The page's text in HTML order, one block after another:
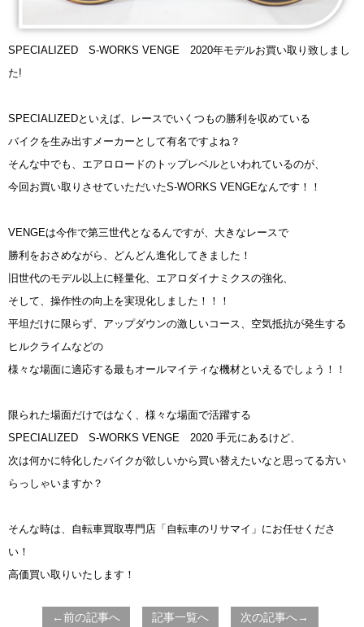
SPECIALIZED S-WORKS VENGE 2020年モデルお買い取り致しまし
た!
SPECIALIZEDといえば、レースでいくつもの勝利を収めている
バイクを生み出すメーカーとして有名ですよね？
そんな中でも、エアロロードのトップレベルといわれているのが、
今回お買い取りさせていただいたS-WORKS VENGEなんです！！
VENGEは今作で第三世代となるんですが、大きなレースで
勝利をおさめながら、どんどん進化してきました！
旧世代のモデル以上に軽量化、エアロダイナミクスの強化、
そして、操作性の向上を実現化しました！！！
平坦だけに限らず、アップダウンの激しいコース、空気抵抗が発生する
ヒルクライムなどの
様々な場面に適応する最もオールマイティな機材といえるでしょう！！
限られた場面だけではなく、様々な場面で活躍する
SPECIALIZED S-WORKS VENGE 2020 手元にあるけど、
次は何かに特化したバイクが欲しいから買い替えたいなと思ってる方い
らっしゃいますか？
そんな時は、自転車買取専門店「自転車のリサマイ」にお任せくださ
い！
高価買い取りいたします！
←前の記事へ 記事一覧へ 次の記事へ→